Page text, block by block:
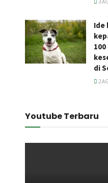
3
Ide
di
2
Youtube Terbaru